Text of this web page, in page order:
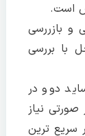
است.
و بازررسی
با بررسی
دوو در
نیاز
سریع ترین